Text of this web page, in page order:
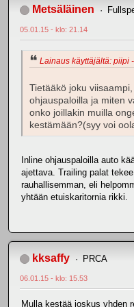
Metsäläinen
05.01.15 - klo: 21.14
Lainaus käyttäjältä: piipi
Tietääkö joku
ohjauspaloilla ja miten
onko joillakin muilla
kestämään?(syy voi
Inline ohjauspaloilla auto
ajettava. Trailing palat
rauhallisemman, eli
yhtään etuiskaritornia rikki.
kksaffy PRCA
06.01.15 - klo: 15.53
Mulla kestää joskus yhden